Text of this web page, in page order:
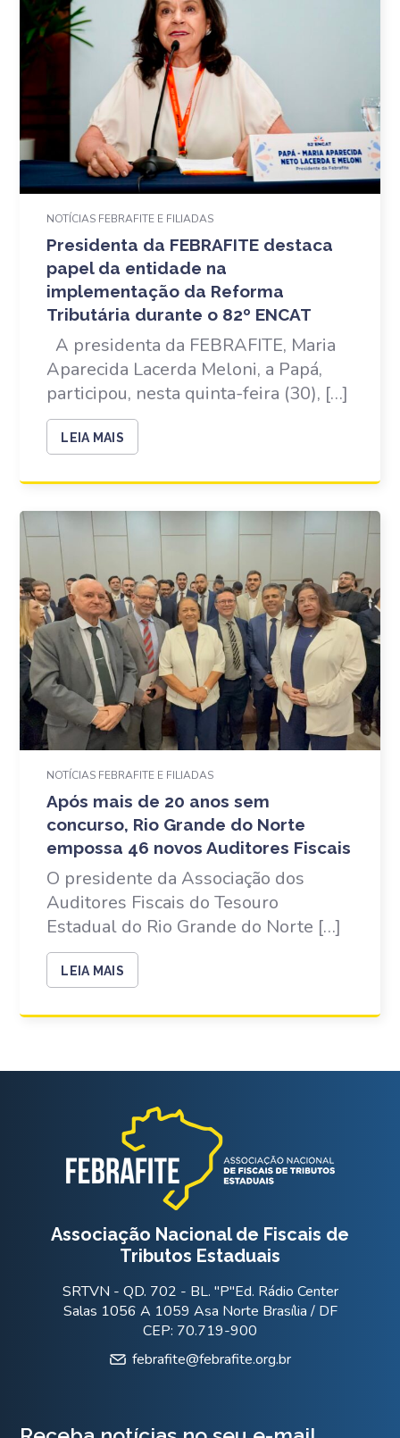
NOTÍCIAS FEBRAFITE E FILIADAS
Presidenta da FEBRAFITE destaca
papel da entidade na
implementação da Reforma
Tributária durante o 82º ENCAT
A presidenta da FEBRAFITE, Maria
Aparecida Lacerda Meloni, a Papá,
participou, nesta quinta-feira (30), […]
LEIA MAIS
NOTÍCIAS FEBRAFITE E FILIADAS
Após mais de 20 anos sem
concurso, Rio Grande do Norte
empossa 46 novos Auditores Fiscais
O presidente da Associação dos
Auditores Fiscais do Tesouro
Estadual do Rio Grande do Norte […]
LEIA MAIS
Associação Nacional de Fiscais de
Tributos Estaduais
SRTVN - QD. 702 - BL. "P"Ed. Rádio Center
Salas 1056 A 1059 Asa Norte Brasília / DF
CEP: 70.719-900
febrafite@febrafite.org.br